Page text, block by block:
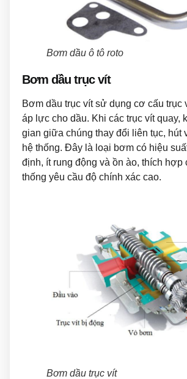
Bơm dầu ô tô roto
Bơm dầu trục vít
Bơm dầu trục vít sử dụng cơ cấu trục
áp lực cho dầu. Khi các trục vít quay,
gian giữa chúng thay đổi liên tục, hút
hệ thống. Đây là loại bơm có hiệu
định, ít rung động và ồn ào, thích hợp
thống yêu cầu độ chính xác cao.
Bơm dầu trục vít